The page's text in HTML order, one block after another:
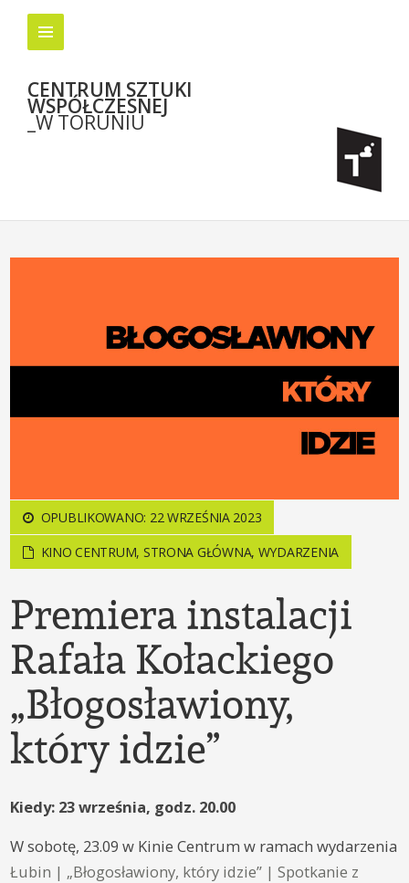
CENTRUM SZTUKI
WSPÓŁCZESNEJ
_W TORUNIU
OPUBLIKOWANO: 22 WRZEŚNIA 2023
KINO CENTRUM, STRONA GŁÓWNA, WYDARZENIA
Premiera instalacji
Rafała Kołackiego
„Błogosławiony,
który idzie”
Kiedy: 23 września, godz. 20.00
W sobotę, 23.09 w Kinie Centrum w ramach wydarzenia
Łubin | „Błogosławiony, który idzie” | Spotkanie z